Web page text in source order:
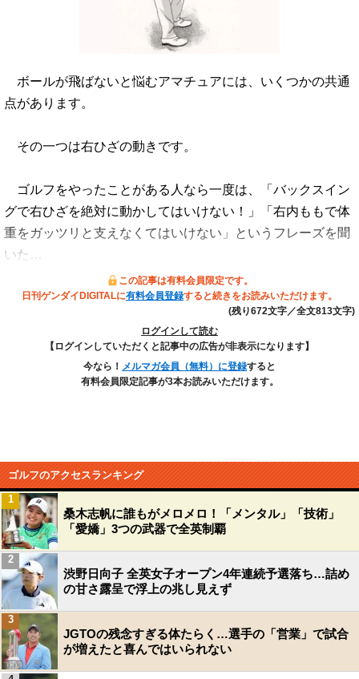
ボールが飛ばないと悩むアマチュアには、いくつかの共通
点があります。
その一つは右ひざの動きです。
ゴルフをやったことがある人なら一度は、「バックスイン
グで右ひざを絶対に動かしてはいけない！」「右内ももで体
重をガッツリと支えなくてはいけない」というフレーズを聞
いた…
この記事は有料会員限定です。
日刊ゲンダイDIGITALに有料会員登録すると続きをお読みいただけます。
(残り672文字／全文813文字)
ログインして読む
【ログインしていただくと記事中の広告が非表示になります】
今なら！ メルマガ会員（無料）に登録すると
有料会員限定記事が3本お読みいただけます。
ゴルフのアクセスランキング
桑木志帆に誰もがメロメロ！「メンタル」「技術」
「愛嬌」3つの武器で全英制覇
1
渋野日向子 全英女子オープン4年連続予選落ち…詰め
の甘さ露呈で浮上の兆し見えず
2
JGTOの残念すぎる体たらく…選手の「営業」で試合
が増えたと喜んではいられない
3